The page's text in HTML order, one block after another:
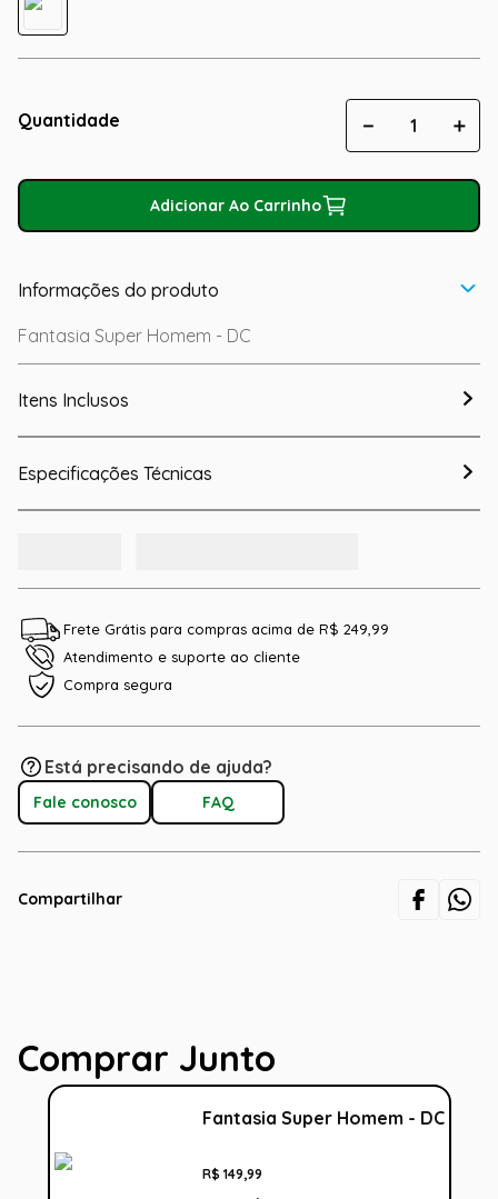
Quantidade ＋
－
Adicionar Ao Carrinho
Informações do produto
Fantasia Super Homem - DC
Itens Inclusos
Especificações Técnicas
Frete Grátis para compras acima de R$ 249,99
Atendimento e suporte ao cliente
Compra segura
Está precisando de ajuda?
Fale conosco FAQ
Compartilhar
Comprar Junto
Fantasia Super Homem - DC
R$ 149,99